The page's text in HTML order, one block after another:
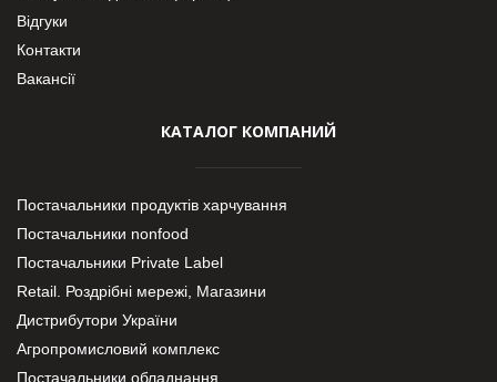
Відгуки
Контакти
Вакансії
КАТАЛОГ КОМПАНИЙ
Постачальники продуктів харчування
Постачальники nonfood
Постачальники Private Label
Retail. Роздрібні мережі, Магазини
Дистрибутори України
Агропромисловий комплекс
Постачальники обладнання